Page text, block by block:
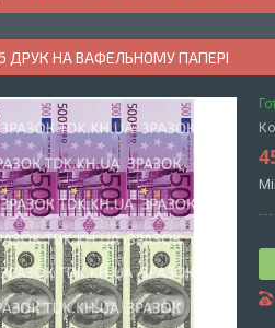
ДРУК НА ВАФЕЛЬНОМУ ПАПЕРІ